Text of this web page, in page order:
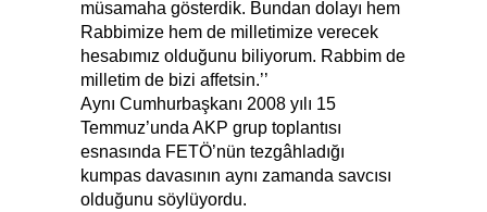
müsamaha gösterdik. Bundan dolayı hem
Rabbimize hem de milletimize verecek
hesabımız olduğunu biliyorum. Rabbim de
milletim de bizi affetsin.’’
Aynı Cumhurbaşkanı 2008 yılı 15
Temmuz’unda AKP grup toplantısı
esnasında FETÖ’nün tezgâhladığı
kumpas davasının aynı zamanda savcısı
olduğunu söylüyordu.